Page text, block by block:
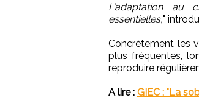
L'adaptation au
essentielles,"
Concrètement les
plus fréquentes,
reproduire
A lire : GIEC : "La